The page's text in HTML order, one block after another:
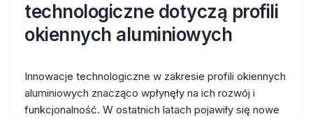
technologiczne dotyczą profili
okiennych aluminiowych
Innowacje technologiczne w zakresie profili okiennych
aluminiowych znacząco wpłynęły na ich rozwój i
funkcjonalność. W ostatnich latach pojawiły się nowe